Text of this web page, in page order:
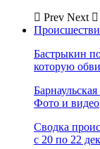
Prev Next
Бастрыкин
которую
Фото и видео
Сводка
с 20 по 22